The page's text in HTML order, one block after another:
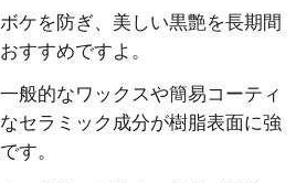
ケを防ぎ、美しい黒艶を長期間
すすめですよ。
般的なワックスや簡易コーティ
セラミック成分が樹脂表面に強
す。